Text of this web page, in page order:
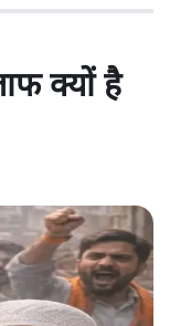
क्यों है